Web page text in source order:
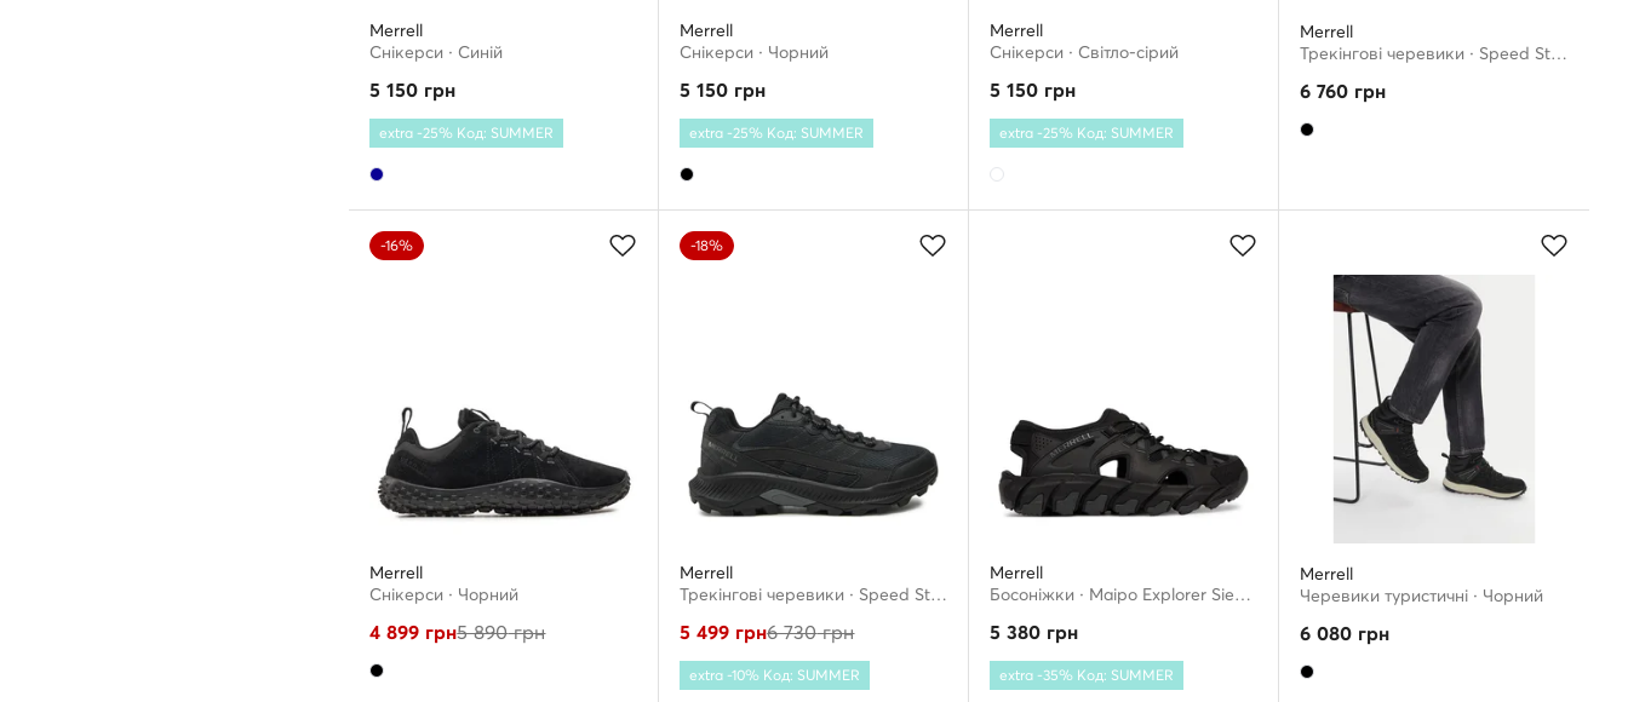
Merrell
Снікерcи · Cиній
5 150 грн
extra -25% Код: SUMMER
Merrell
Снікерcи · Чорний
5 150 грн
extra -25% Код: SUMMER
Merrell
Снікерcи · Світло-сірий
5 150 грн
extra -25% Код: SUMMER
Merrell
Трекінгові черевики · Speed Strike 2 Leather Mid Waterproof J038071 · Чорний
6 760 грн
-16%
Merrell
Снікерcи · Чорний
4 899 грн5 890грн
-18%
Merrell
Трекінгові черевики · Speed Strike 2 Gtx GORE-TEX J037825 · Чорний
5 499 грн6 730грн
extra -10% Код: SUMMER
Merrell
Босоніжки · Maipo Explorer Sieve J038025 · Чорний
5 380 грн
extra -35% Код: SUMMER
Merrell
Черевики туристичні · Чорний
6 080 грн